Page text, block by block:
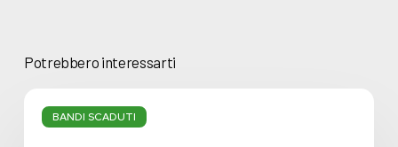
Potrebbero interessarti
BANDI SCADUTI
Fondiarie